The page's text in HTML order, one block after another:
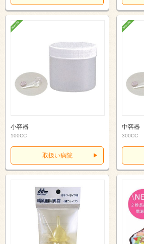
小容器
100CC
取扱い病院
中容器
300CC